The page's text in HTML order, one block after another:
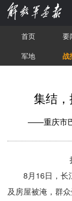
首页 要
军地
战
集结
——重庆市
8月16日，长
及房屋被淹，群